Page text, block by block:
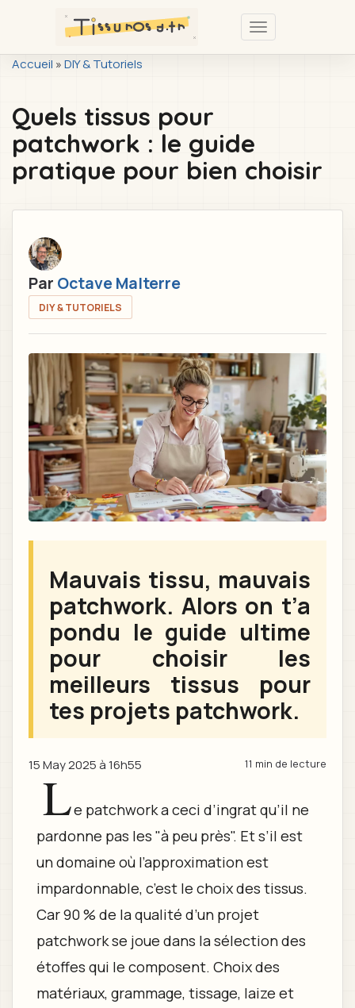
principal
Toggle
You
here
Accueil »DIY & Tutoriels
Quels tissus pour
patchwork : le guide
pratique pour bien choisir
Par Octave Malterre
DIY & TUTORIELS
Mauvais tissu, mauvais
patchwork. Alors on t’a
pondu le guide ultime
pour choisir les
meilleurs tissus pour
tes projets patchwork.
15 May 2025 à 16h55 11 min de lecture
Le patchwork a ceci d’ingrat qu’il ne
pardonne pas les "à peu près". Et s’il est
un domaine où l’approximation est
impardonnable, c’est le choix des tissus.
Car 90 % de la qualité d’un projet
patchwork se joue dans la sélection des
étoffes qui le composent. Choix des
matériaux, grammage, tissage, laize et